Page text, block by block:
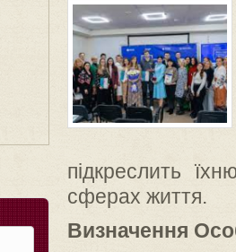
підкреслить
сферах життя.
Визначення